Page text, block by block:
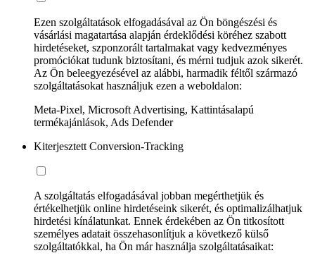
Ezen szolgáltatások elfogadásával az Ön böngészési és
vásárlási magatartása alapján érdeklődési köréhez szabott
hirdetéseket, szponzorált tartalmakat vagy kedvezményes
promóciókat tudunk biztosítani, és mérni tudjuk azok sikerét.
Az Ön beleegyezésével az alábbi, harmadik féltől származó
szolgáltatásokat használjuk ezen a weboldalon:
Meta-Pixel, Microsoft Advertising, Kattintásalapú
termékajánlások, Ads Defender
Kiterjesztett Conversion-Tracking
A szolgáltatás elfogadásával jobban megérthetjük és
értékelhetjük online hirdetéseink sikerét, és optimalizálhatjuk
hirdetési kínálatunkat. Ennek érdekében az Ön titkosított
személyes adatait összehasonlítjuk a következő külső
szolgáltatókkal, ha Ön már használja szolgáltatásaikat: